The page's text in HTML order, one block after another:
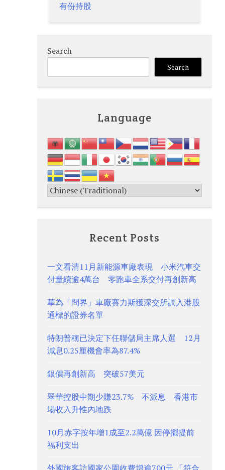
有份持股
Search
Search
Language
Recent Posts
一文看清11月新能源車廠表現 小米汽車交
付量續逾4萬台 零跑車全系交付再創新高
華為「問界」車廠賽力斯獲深交所調入港股
通標的證券名單
特朗普稱已決定下任聯儲局主席人選 12月
減息0.25厘機會率為87.4%
銀價再創新高 突破57美元
翠華控股中期少賺23.7% 不派息 香港市
場收入升惟內地跌
10月赤字按年增1成至2.2萬億 因停擺提前
福利支出